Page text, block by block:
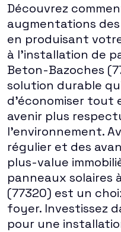
Découvrez
augmentations
en produisant
à l'installation de
Beton-Bazoches
solution durable
d'économiser tout
avenir plus
l'environnement.
régulier et des
plus-value
panneaux solaires
(77320) est un
foyer. Investissez
pour une